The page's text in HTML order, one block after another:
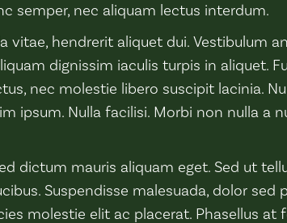
semper, nec aliquam lectus interdum.
vitae, hendrerit aliquet dui. Vestibulum
dignissim iaculis turpis in aliquet.
nec molestie libero suscipit lacinia.
ipsum. Nulla facilisi. Morbi non nulla a
dictum mauris aliquam eget. Sed ut
Suspendisse malesuada, dolor
molestie elit ac placerat. Phasellus